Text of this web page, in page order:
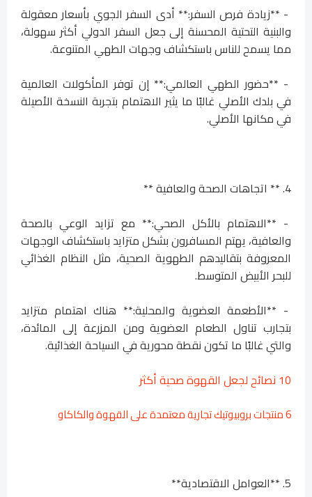
- **زيادة فرص السفر:** أدى السفر الجوي بأسعار معقولة
والبنية التحتية المحسنة إلى جعل السفر الدولي أكثر سهولة،
مما يسمح للناس باستكشاف وجهات الطهي المتنوعة.
- **حضور الطهي العالمي:** إن توفر المأكولات العالمية
في بلدك الأصلي غالبًا ما يثير الاهتمام بتجربة النسخة الأصيلة
في مكانها الأصلي.
4. ** اتجاهات الصحة والعافية **
- **الاهتمام بالأكل الصحي:** مع تزايد الوعي بالصحة
والعافية، يهتم المسافرون بشكل متزايد باستكشاف الوجهات
المعروفة بتقاليدهم الطهوية الصحية، مثل النظام الغذائي
للبحر الأبيض المتوسط.
- **الأطعمة العضوية والمحلية:** هناك اهتمام متزايد
بتجارب تناول الطعام العضوية ومن المزرعة إلى المائدة،
والتي غالبًا ما تكون نقطة محورية في السياحة الغذائية.
10 نصائح لجعل القهوة صحية أكثر
6 منتجات بروبيوتيك تجارية معتمدة على القهوة والكاكاو
5. **العوامل الاقتصادية**